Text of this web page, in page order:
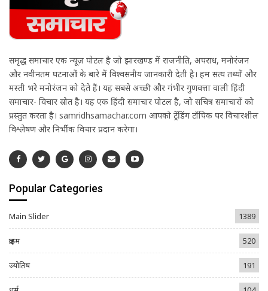
समृद्ध समाचार एक न्यूज़ पोर्टल है जो झारखण्ड में राजनीति, अपराध, मनोरंजन
और नवीनतम घटनाओं के बारे में विश्वसनीय जानकारी देती है। हम सत्य तथ्यों और
मस्ती भरे मनोरंजन को देते हैं। यह सबसे अच्छी और गंभीर गुणवत्ता वाली हिंदी
समाचार- विचार स्रोत है। यह एक हिंदी समाचार पोर्टल है, जो सचित्र समाचारों को
प्रस्तुत करता है। samridhsamachar.com आपको ट्रेंडिंग टॉपिक पर विचारशील
विश्लेषण और निर्भीक विचार प्रदान करेगा।
Popular Categories
Main Slider 1389
क्राइम 520
ज्योतिष 191